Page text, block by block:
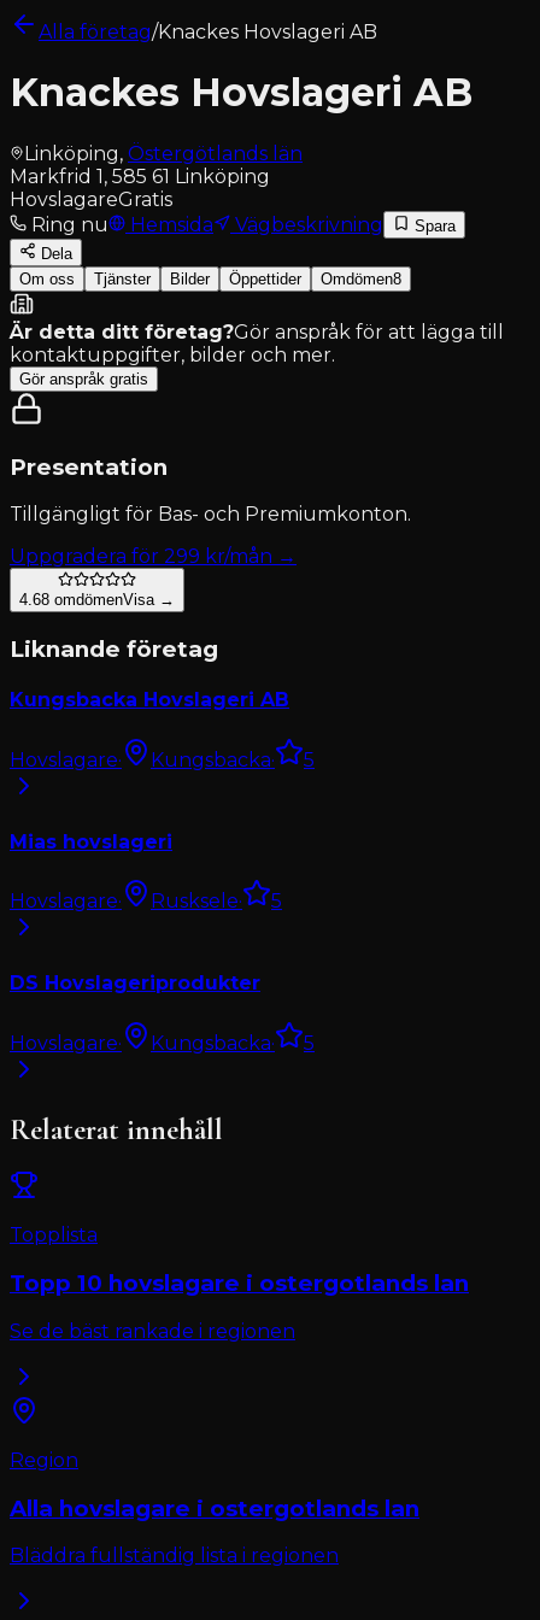
Alla företag/Knackes Hovslageri AB
Knackes Hovslageri AB
Linköping, Östergötlands län
Markfrid 1, 585 61 Linköping
HovslagareGratis
Ring nu
Hemsida Vägbeskrivning
Spara
Dela
Om oss
Tjänster Bilder Öppettider Omdömen8
Är detta ditt företag?Gör anspråk för att lägga till
kontaktuppgifter, bilder och mer.
Gör anspråk gratis
Presentation
Tillgängligt för Bas- och Premiumkonton.
Uppgradera för 299 kr/mån →
4.68 omdömenVisa →
Liknande företag
Kungsbacka Hovslageri AB
Hovslagare· Kungsbacka· 5
Mias hovslageri
Hovslagare· Rusksele· 5
DS Hovslageriprodukter
Hovslagare· Kungsbacka· 5
Relaterat innehåll
Topplista
Topp 10 hovslagare i ostergotlands lan
Se de bäst rankade i regionen
Region
Alla hovslagare i ostergotlands lan
Bläddra fullständig lista i regionen